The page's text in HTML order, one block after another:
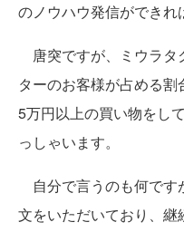
のノウハウ発信ができれ
唐突ですが、ミウラタ
ターのお客様が占める
5万円以上の買い物をし
っしゃいます。
自分で言うのも何です
文をいただいており、